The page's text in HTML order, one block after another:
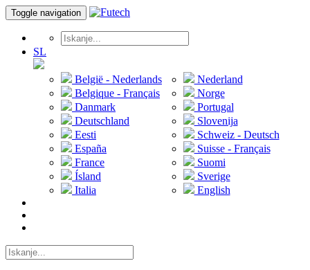
Toggle navigation
SL
België - Nederlands
Belgique - Français
Danmark
Deutschland
Eesti
España
France
Ísland
Italia
Nederland
Norge
Portugal
Slovenija
Schweiz - Deutsch
Suisse - Français
Suomi
Sverige
English